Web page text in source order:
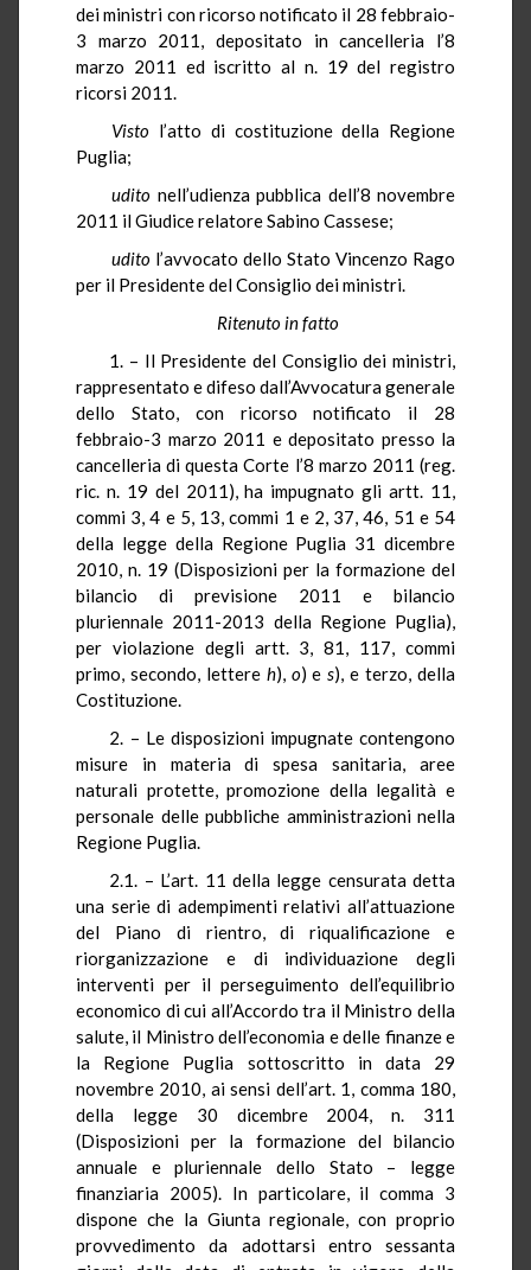
dei ministri con ricorso notificato il 28 febbraio-
3 marzo 2011, depositato in cancelleria l’8
marzo 2011 ed iscritto al n. 19 del registro
ricorsi 2011.
Visto l’atto di costituzione della Regione
Puglia;
udito nell’udienza pubblica dell’8 novembre
2011 il Giudice relatore Sabino Cassese;
udito l’avvocato dello Stato Vincenzo Rago
per il Presidente del Consiglio dei ministri.
Ritenuto in fatto
1. – Il Presidente del Consiglio dei ministri,
rappresentato e difeso dall’Avvocatura generale
dello Stato, con ricorso notificato il 28
febbraio-3 marzo 2011 e depositato presso la
cancelleria di questa Corte l’8 marzo 2011 (reg.
ric. n. 19 del 2011), ha impugnato gli artt. 11,
commi 3, 4 e 5, 13, commi 1 e 2, 37, 46, 51 e 54
della legge della Regione Puglia 31 dicembre
2010, n. 19 (Disposizioni per la formazione del
bilancio di previsione 2011 e bilancio
pluriennale 2011-2013 della Regione Puglia),
per violazione degli artt. 3, 81, 117, commi
primo, secondo, lettere h), o) es), e terzo, della
Costituzione.
2. – Le disposizioni impugnate contengono
misure in materia di spesa sanitaria, aree
naturali protette, promozione della legalità e
personale delle pubbliche amministrazioni nella
Regione Puglia.
2.1. – L’art. 11 della legge censuratadetta
una serie di adempimenti relativi all’attuazione
del
Piano di rientro, di riqualificazione e
riorganizzazione e di individuazione degli
interventi per il perseguimento dell’equilibrio
economico di cui all’Accordo tra il Ministro della
salute, il Ministro dell’economia e delle finanze e
la Regione Puglia sottoscritto in data 29
novembre 2010, ai sensi dell’art. 1, comma 180,
della legge 30 dicembre 2004, n. 311
(Disposizioni per la formazione del bilancio
annuale e pluriennale dello Stato – legge
finanziaria 2005). In particolare, il comma 3
dispone che la Giunta regionale, con proprio
provvedimento da adottarsi entro sessanta